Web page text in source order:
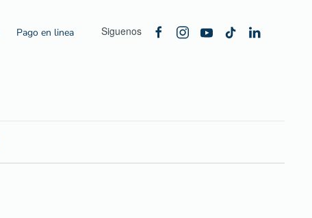
Pago en linea Siguenos